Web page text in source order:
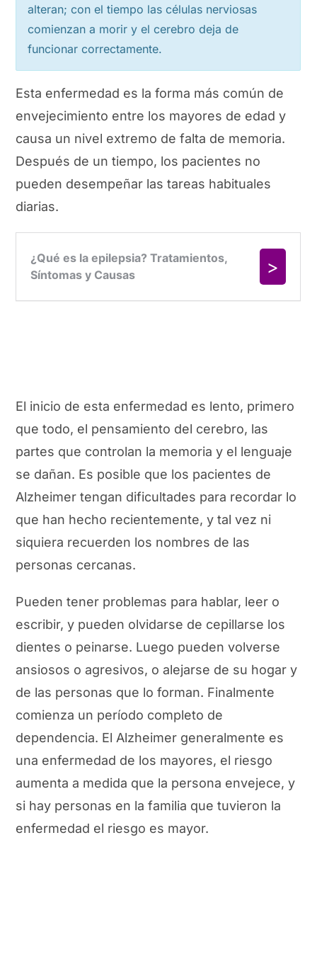
alteran; con el tiempo las células nerviosas
comienzan a morir y el cerebro deja de
funcionar correctamente.
Esta enfermedad es la forma más común de
envejecimiento entre los mayores de edad y
causa un nivel extremo de falta de memoria.
Después de un tiempo, los pacientes no
pueden desempeñar las tareas habituales
diarias.
El inicio de esta enfermedad es lento, primero
que todo, el pensamiento del cerebro, las
partes que controlan la memoria y el lenguaje
se dañan. Es posible que los pacientes de
Alzheimer tengan dificultades para recordar lo
que han hecho recientemente, y tal vez ni
siquiera recuerden los nombres de las
personas cercanas.
Pueden tener problemas para hablar, leer o
escribir, y pueden olvidarse de cepillarse los
dientes o peinarse. Luego pueden volverse
ansiosos o agresivos, o alejarse de su hogar y
de las personas que lo forman. Finalmente
comienza un período completo de
dependencia. El Alzheimer generalmente es
una enfermedad de los mayores, el riesgo
aumenta a medida que la persona envejece, y
si hay personas en la familia que tuvieron la
enfermedad el riesgo es mayor.